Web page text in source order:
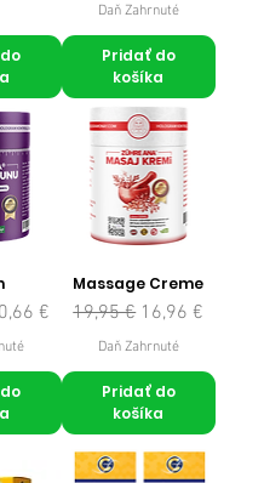
Daň Zahrnuté
Pridať do
košíka
cena
€
Massage Creme
Normálna cena
19,95 € Zľavnená cena
16,96 €
Daň Zahrnuté
Pridať do
košíka